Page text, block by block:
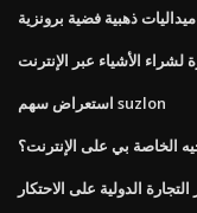
ذهبية فضية برونزية
الأشياء عبر الإنترنت
استعراض سهم suzlon
الخاصة بي على الإنترنت؟
التجارة الدولية على الاحتكار